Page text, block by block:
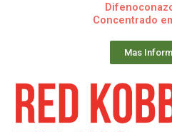
Concentrado
Mas